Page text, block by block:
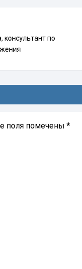
консультант по
поля помечены *